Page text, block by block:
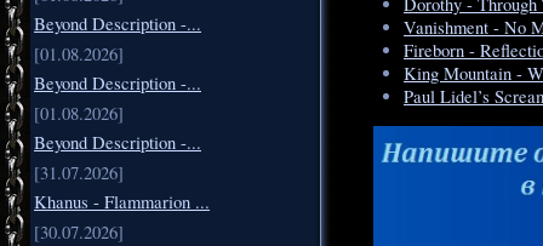
Beyond Description -...
[01.08.2026]
Beyond Description -...
[01.08.2026]
Beyond Description -...
[31.07.2026]
Khanus - Flammarion ...
[30.07.2026]
Vanishment - No
Fireborn -
King Mountain -
Paul Lidel’s